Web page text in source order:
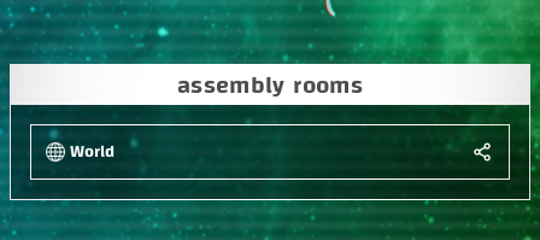
assembly rooms
World